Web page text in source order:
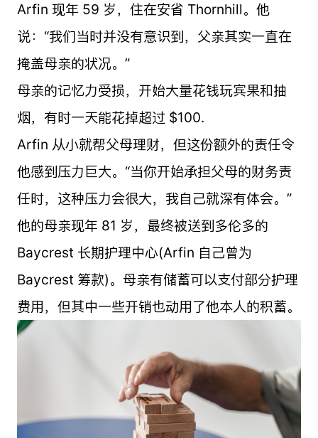
Arfin 现年 59 岁，住在安省 Thornhill。他
说：“我们当时并没有意识到，父亲其实一直在
掩盖母亲的状况。”
母亲的记忆力受损，开始大量花钱玩宾果和抽
烟，有时一天能花掉超过 $100.
Arfin 从小就帮父母理财，但这份额外的责任令
他感到压力巨大。“当你开始承担父母的财务责
任时，这种压力会很大，我自己就深有体会。”
他的母亲现年 81 岁，最终被送到多伦多的
Baycrest 长期护理中心(Arfin 自己曾为
Baycrest 筹款)。母亲有储蓄可以支付部分护理
费用，但其中一些开销也动用了他本人的积蓄。